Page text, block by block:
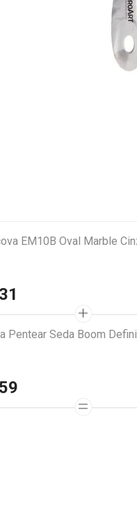
EM10B Oval Marble
Pentear Seda Boom